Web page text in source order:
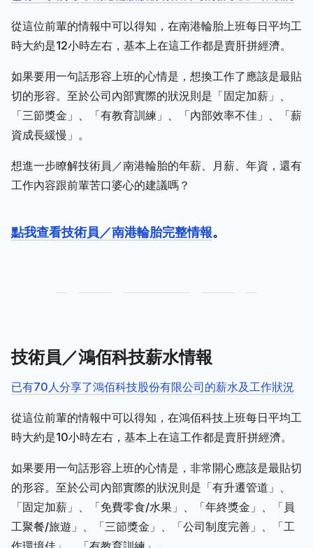
從這位前輩的情報中可以得知，在南港輪胎上班每日平均工
時大約是12小時左右，基本上在這工作都是賣肝拼經濟。
如果要用一句話形容上班的心情是，想換工作了應該是最貼
切的形容。至於公司內部實際的狀況則是「固定加薪」、
「三節獎金」、「有教育訓練」、「內部效率不佳」、「薪
資成長緩慢」。
想進一步瞭解技術員／南港輪胎的年薪、月薪、年資，還有
工作內容跟前輩苦口婆心的建議嗎？
點我查看技術員／南港輪胎完整情報。
技術員／鴻佰科技薪水情報
已有70人分享了鴻佰科技股份有限公司的薪水及工作狀況
從這位前輩的情報中可以得知，在鴻佰科技上班每日平均工
時大約是10小時左右，基本上在這工作都是賣肝拼經濟。
如果要用一句話形容上班的心情是，非常開心應該是最貼切
的形容。至於公司內部實際的狀況則是「有升遷管道」、
「固定加薪」、「免費零食/水果」、「年終獎金」、「員
工聚餐/旅遊」、「三節獎金」、「公司制度完善」、「工